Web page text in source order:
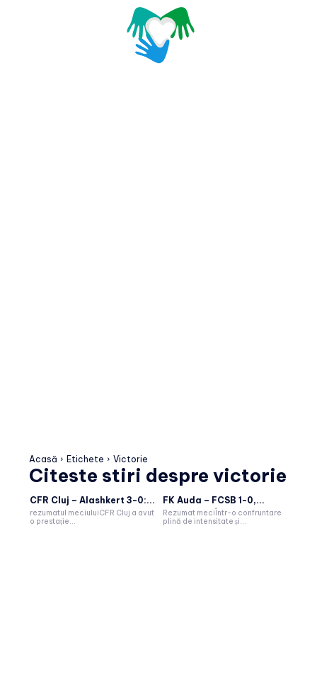
Acasă Etichete Victorie
Citeste stiri despre victorie
CFR Cluj – Alashkert 3-0:...
rezumatul meciuluiCFR Cluj a avut
o prestație...
FK Auda – FCSB 1-0,...
Rezumat meciÎntr-o confruntare
plină de intensitate și...